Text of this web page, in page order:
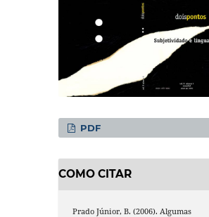
PDF
COMO CITAR
Prado Júnior, B. (2006). Algumas